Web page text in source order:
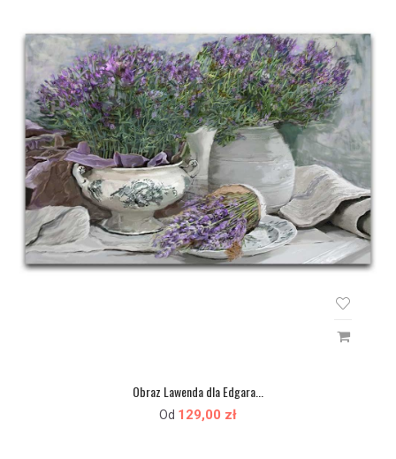
Obraz Lawenda dla Edgara...
Od 129,00 zł